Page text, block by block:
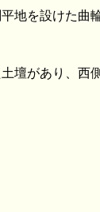
地を設けた曲
壇があり、西